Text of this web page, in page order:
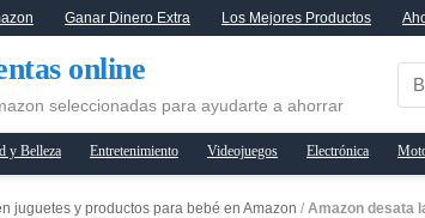
Ganar Dinero Extra Los Mejores Productos
online
seleccionadas para ayudarte a ahorrar
y Belleza Entretenimiento Videojuegos Electrónica
juguetes y productos para bebé en Amazon / Amazon desata